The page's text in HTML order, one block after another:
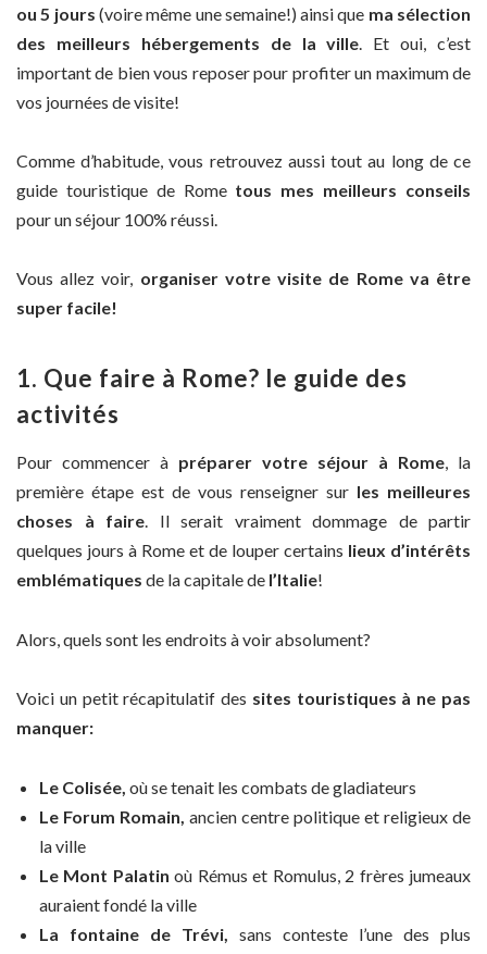
ou 5 jours (voire même une semaine!) ainsi que ma sélection
des meilleurs hébergements de la ville . Et oui, c’est
important de bien vous reposer pour profiter un maximum de
vos journées de visite!
Comme d’habitude, vous retrouvez aussi tout au long de ce
guide touristique de Rome tous mes meilleurs conseils
pour un séjour 100% réussi.
Vous allez voir, organiser votre visite de Rome va être
super facile!
1. Que faire à Rome? le guide des
activités
Pour commencer à préparer votre séjour à Rome, la
première étape est de vous renseigner sur les meilleures
choses à faire. Il serait vraiment dommage de partir
quelques jours à Rome et de louper certains lieux d’intérêts
emblématiques de la capitale de l’Italie!
Alors, quels sont les endroits à voir absolument?
Voici un petit récapitulatif des sites touristiques à ne pas
manquer:
Le Colisée, où se tenait les combats de gladiateurs
Le Forum Romain, ancien centre politique et religieux de
la ville
Le Mont Palatin où Rémus et Romulus, 2 frères jumeaux
auraient fondé la ville
La fontaine de Trévi,
sans conteste l’une des plus